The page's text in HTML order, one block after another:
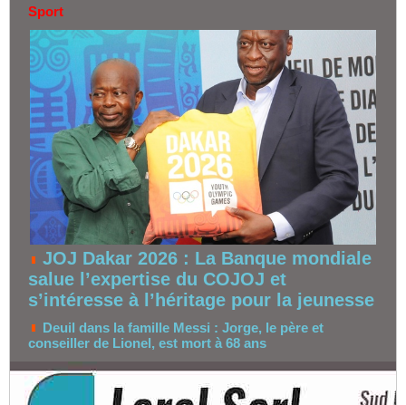
Sport
JOJ Dakar 2026 : La Banque mondiale
salue l’expertise du COJOJ et
s’intéresse à l’héritage pour la jeunesse
Deuil dans la famille Messi : Jorge, le père et
conseiller de Lionel, est mort à 68 ans